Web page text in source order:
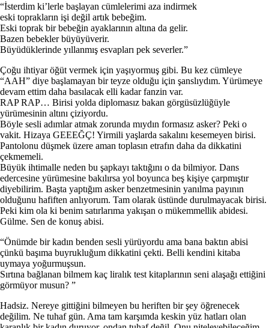
“İsterdim ki’lerle başlayan cümlelerimi aza indirmek
eski toprakların işi değil artık bebeğim.
Eski toprak bir bebeğin ayaklarının altına da gelir.
Bazen bebekler büyüyüverir.
Büyüdüklerinde yıllanmış esvapları pek severler.”
Çoğu ihtiyar öğüt vermek için yaşıyormuş gibi. Bu kez cümleye
“AAH” diye başlamayan bir teyze olduğu için şanslıydım. Yürümeye
devam ettim daha basılacak elli kadar fanzin var.
RAP RAP… Birisi yolda diplomasız bakan görgüsüzlüğüyle
yürümesinin altını çiziyordu.
Böyle sesli adımlar atmak zorunda mıydın formasız asker? Peki o
vakit. Hizaya GEEEĞÇ! Yirmili yaşlarda sakalını kesemeyen birisi.
Pantolonu düşmek üzere aman toplasın etrafın daha da dikkatini
çekmemeli.
Büyük ihtimalle neden bu şapkayı taktığını o da bilmiyor. Dans
edercesine yürümesine bakılırsa yol boyunca beş kişiye çarpmıştır
diyebilirim. Başta yaptığım asker benzetmesinin yanılma payının
olduğunu hafiften anlıyorum. Tam olarak üstünde durulmayacak birisi.
Peki kim ola ki benim satırlarıma yakışan o mükemmellik abidesi.
Gülme. Sen de konuş abisi.
“Önümde bir kadın benden sesli yürüyordu ama bana baktın abisi
çünkü başıma buyrukluğum dikkatini çekti. Belli kendini kitaba
uymaya yoğurmuşsun.
Sırtına bağlanan bilmem kaç liralık test kitaplarının seni alaşağı ettiğini
görmüyor musun? ”
Hadsiz. Nereye gittiğini bilmeyen bu heriften bir şey öğrenecek
değilim. Ne tuhaf gün. Ama tam karşımda keskin yüz hatları olan